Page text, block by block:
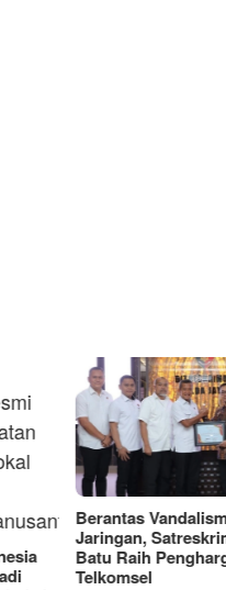
dari
RM OG Alami
Omset di Porprov
2025